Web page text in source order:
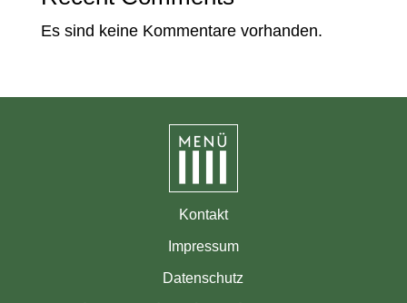
Es sind keine Kommentare vorhanden.
Kontakt
Impressum
Datenschutz